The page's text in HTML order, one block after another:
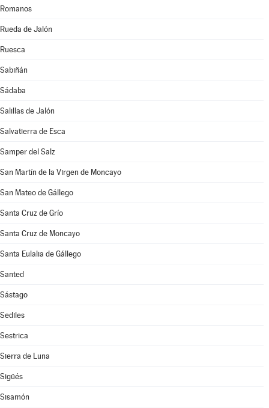
Romanos
Rueda de Jalón
Ruesca
Sabiñán
Sádaba
Salillas de Jalón
Salvatierra de Esca
Samper del Salz
San Martín de la Virgen de Moncayo
San Mateo de Gállego
Santa Cruz de Grío
Santa Cruz de Moncayo
Santa Eulalia de Gállego
Santed
Sástago
Sediles
Sestrica
Sierra de Luna
Sigüés
Sisamón